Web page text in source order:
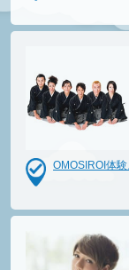
OMOSIROI体